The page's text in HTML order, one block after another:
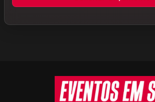
Informações do rodapé